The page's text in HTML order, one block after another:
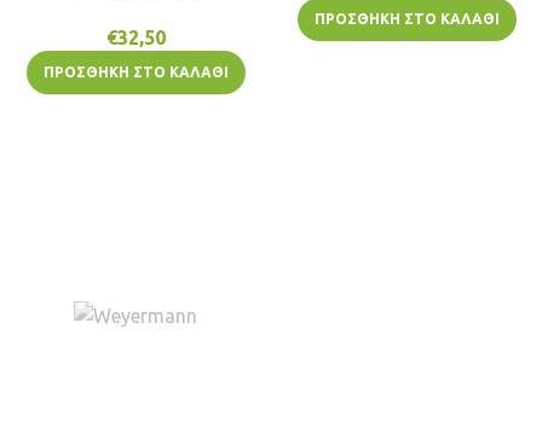
€32,50
ΠΡΟΣΘΉΚΗ ΣΤΟ ΚΑΛΆΘΙ
ΠΡΟΣΘΉΚΗ ΣΤΟ ΚΑΛΆΘΙ